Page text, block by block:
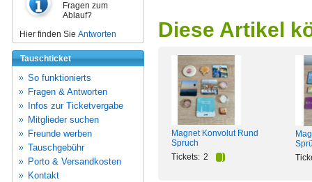
Fragen zum
Ablauf?
Hier finden Sie Antworten
Tauschticket
So funktionierts
Fragen & Antworten
Infos zur Ticketvergabe
Mitglieder suchen
Freunde werben
Tauschgebühr
Porto & Versandkosten
Kontakt
Diese Artikel
Magnet Konvolut Rund
Spruch
Tickets: 2